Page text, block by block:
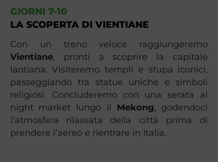
GIORNI 7-10
LA SCOPERTA DI VIENTIANE
Con un treno veloce raggiungeremo
Vientiane, pronti a scoprire la capitale
laotiana. Visiteremo templi e stupa iconici,
passeggiando tra statue uniche e simboli
religiosi. Concluderemo con una serata al
night market lungo il Mekong, godendoci
l'atmosfera rilassata della città prima di
prendere l’aereo e rientrare in Italia.